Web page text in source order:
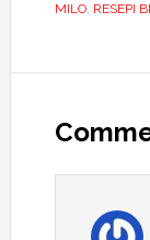
MILO, RESEPI